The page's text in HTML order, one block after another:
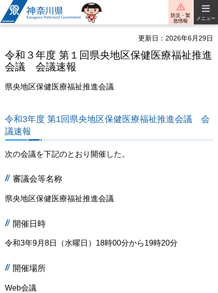
神奈川県
防災・緊
急情報
メニュー
更新日：2026年6月29日
令和３年度 第１回県央地区保健医療福祉推進
会議 会議速報
県央地区保健医療福祉推進会議
令和3年度 第1回県央地区保健医療福祉推進会議 会
議速報
次の会議を下記のとおり開催した。
審議会等名称
県央地区保健医療福祉推進会議
開催日時
令和3年9月8日（水曜日）18時00分から19時20分
開催場所
Web会議